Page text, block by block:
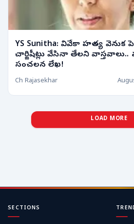
YS Sunitha: వివేకా హత్య వెనుక
చార్జిషీట్లు వేసినా తేలని వాస్తవాలు..
సంచలన లేఖ!
Ch Rajasekhar
LOAD MORE
SECTIONS